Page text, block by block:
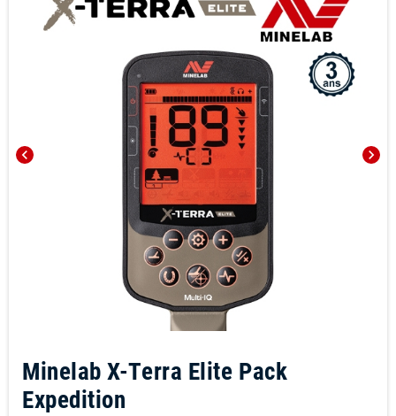
chevron_left chevron_right
Minelab X-Terra Elite Pack
Expedition